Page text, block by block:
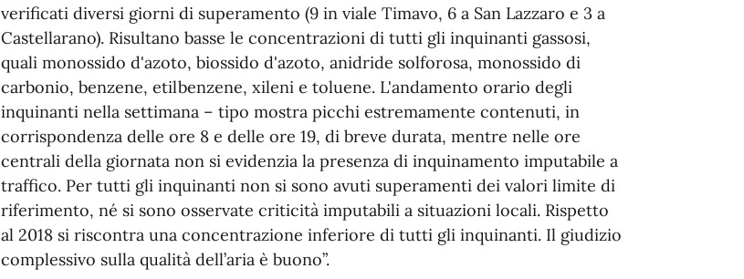
verificati diversi giorni di superamento (9 in viale Timavo, 6 a San Lazzaro e 3 a
Castellarano). Risultano basse le concentrazioni di tutti gli inquinanti gassosi,
quali monossido d'azoto, biossido d'azoto, anidride solforosa, monossido di
carbonio, benzene, etilbenzene, xileni e toluene. L'andamento orario degli
inquinanti nella settimana – tipo mostra picchi estremamente contenuti, in
corrispondenza delle ore 8 e delle ore 19, di breve durata, mentre nelle ore
centrali della giornata non si evidenzia la presenza di inquinamento imputabile a
traffico. Per tutti gli inquinanti non si sono avuti superamenti dei valori limite di
riferimento, né si sono osservate criticità imputabili a situazioni locali. Rispetto
al 2018 si riscontra una concentrazione inferiore di tutti gli inquinanti. Il giudizio
complessivo sulla qualità dell’aria è buono”.